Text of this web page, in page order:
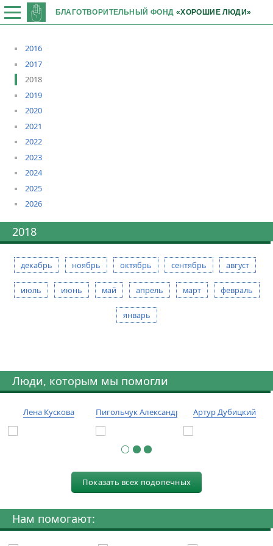
БЛАГОТВОРИТЕЛЬНЫЙ ФОНД «ХОРОШИЕ ЛЮДИ»
2016
2017
2018
2019
2020
2021
2022
2023
2024
2025
2026
2018
декабрь ноябрь октябрь сентябрь август
июль июнь май апрель март февраль
январь
Люди, которым мы помогли
Лена Кускова Пигольчук Александр Артур Дубицкий
Показать всех подопечных
Нам помогают: